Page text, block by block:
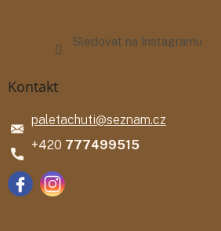
Sledovat na Instagramu
Kontakt
paletachuti@seznam.cz
777499515